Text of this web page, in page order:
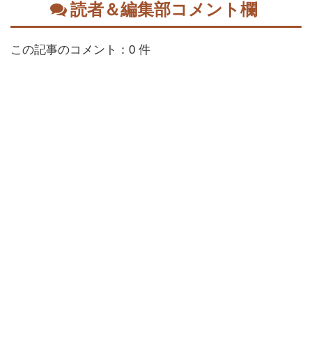
読者＆編集部コメント欄
この記事のコメント：0 件